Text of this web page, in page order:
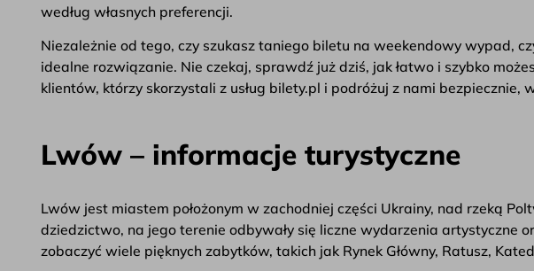
według własnych preferencji.
Niezależnie od tego, czy szukasz taniego biletu na weekendowy wypad,
idealne rozwiązanie. Nie czekaj, sprawdź już dziś, jak łatwo i szybko
klientów, którzy skorzystali z usług bilety.pl i podróżuj z nami bezpiecznie,
Lwów – informacje turystyczne
Lwów jest miastem położonym w zachodniej części Ukrainy, nad rzeką
dziedzictwo, na jego terenie odbywały się liczne wydarzenia
zobaczyć wiele pięknych zabytków, takich jak Rynek Główny, Ratusz,